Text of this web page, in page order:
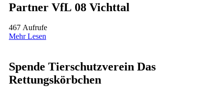
Partner VfL 08 Vichttal
467 Aufrufe
Mehr Lesen
Spende Tierschutzverein Das
Rettungskörbchen